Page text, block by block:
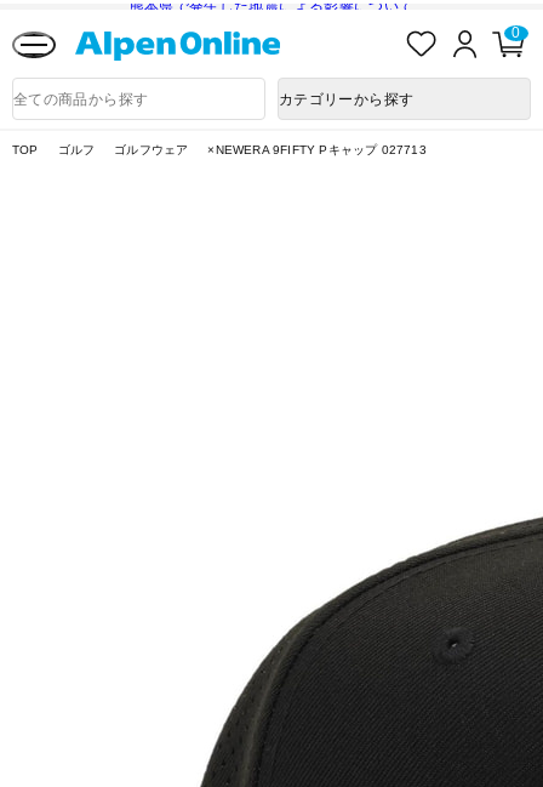
熊本県で発生した地震による影響について
入
ロ
ン
0
品
検
カテゴリーから探す
TOP ゴルフ ゴルフウェア ×NEWERA 9FIFTY Pキャップ 027713